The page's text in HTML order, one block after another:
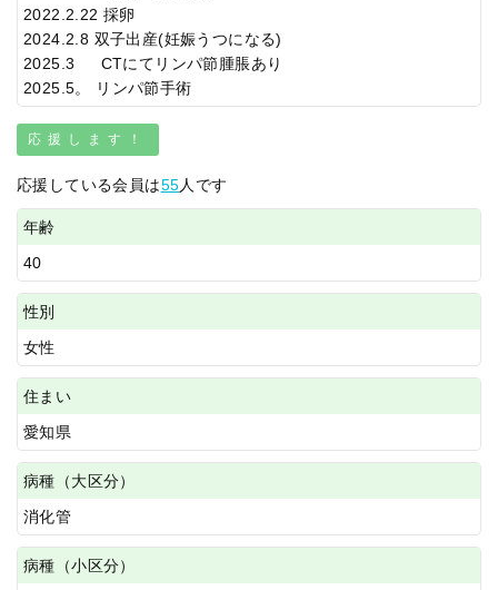
2022.2.22 採卵
2024.2.8 双子出産(妊娠うつになる)
2025.3 CTにてリンパ節腫脹あり
2025.5。 リンパ節手術
応援します！
応援している会員は55人です
年齢
40
性別
女性
住まい
愛知県
病種（大区分）
消化管
病種（小区分）